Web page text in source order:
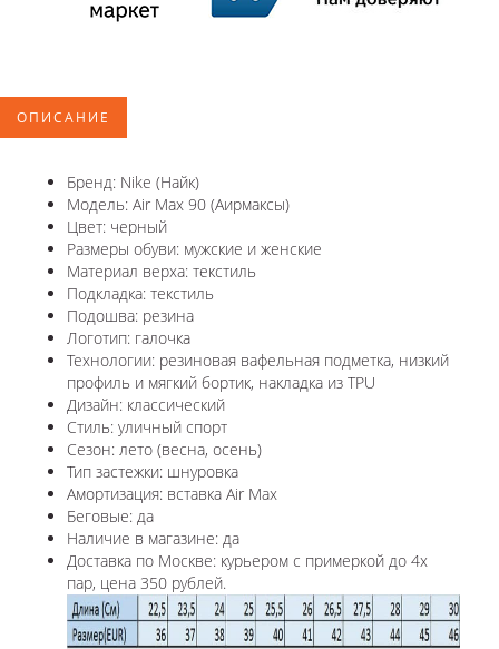
ОПИСАНИЕ
Бренд: Nike (Найк)
Модель: Air Max 90 (Аирмаксы)
Цвет: черный
Размеры обуви: мужские и женские
Материал верха: текстиль
Подкладка: текстиль
Подошва: резина
Логотип: галочка
Технологии: резиновая вафельная подметка, низкий
профиль и мягкий бортик, накладка из TPU
Дизайн: классический
Стиль: уличный спорт
Сезон: лето (весна, осень)
Тип застежки: шнуровка
Амортизация: вставка Air Max
Беговые: да
Наличие в магазине: да
Доставка по Москве: курьером с примеркой до 4х
пар, цена 350 рублей.